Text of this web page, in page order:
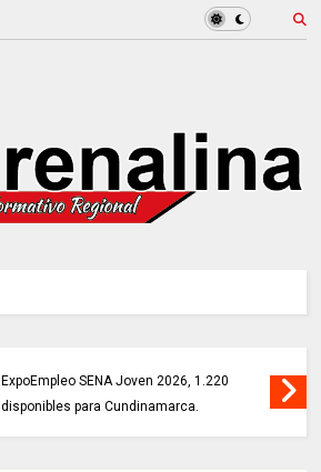
ExpoEmpleo SENA Joven 2026, 1.220
disponibles para Cundinamarca.